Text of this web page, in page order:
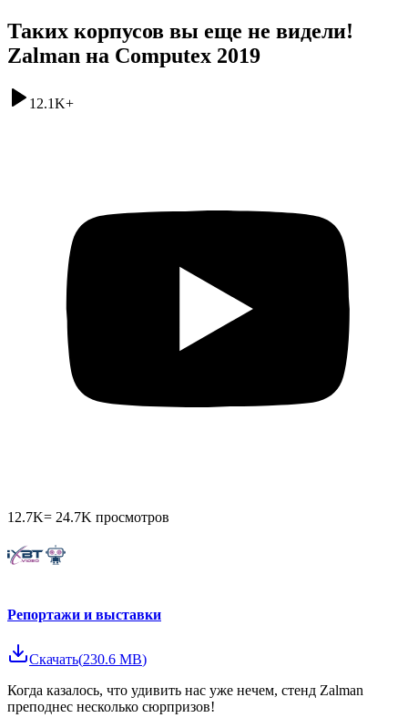
Таких корпусов вы еще не видели!
Zalman на Computex 2019
12.1K+
12.7K= 24.7K просмотров
Репортажи и выставки
Скачать(230.6 MB)
Когда казалось, что удивить нас уже нечем, стенд Zalman
преподнес несколько сюрпризов!